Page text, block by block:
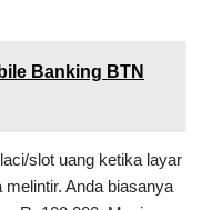
Banking BTN
slot uang ketika layar
Anda biasanya